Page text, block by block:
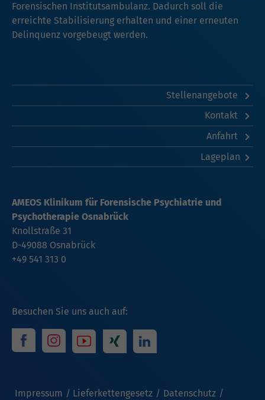
Forensischen Institutsambulanz. Dadurch soll die
erreichte Stabilisierung erhalten und einer erneuten
Delinquenz vorgebeugt werden.
Stellenangebote
Kontakt
Anfahrt
Lageplan
Besuchen Sie uns auch auf:
Impressum Lieferkettengesetz Datenschutz
AMEOS Klinikum für Forensische Psychiatrie und
Psychotherapie Osnabrück
Knollstraße 31
D-49088 Osnabrück
+49 541 313 0